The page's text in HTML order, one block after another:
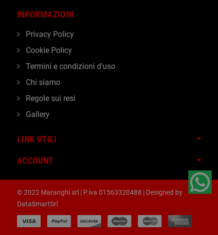
LINK UTILI
ACCOUNT
INFORMAZIONI
Privacy Policy
Cookie Policy
Termini e condizioni d'uso
Chi siamo
Regole sui resi
Gallery
© 2022 Maranghi srl | P.iva 01563320488 | Designed by
DataSmartSrl